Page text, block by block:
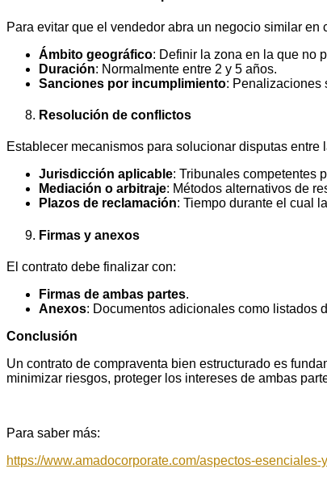
Para evitar que el vendedor abra un negocio similar en
Ámbito geográfico: Definir la zona en la que no
Duración: Normalmente entre 2 y 5 años.
Sanciones por incumplimiento: Penalizaciones
Resolución de conflictos
Establecer mecanismos para solucionar disputas entre
Jurisdicción aplicable: Tribunales competentes
Mediación o arbitraje: Métodos alternativos de
Plazos de reclamación: Tiempo durante el cual
Firmas y anexos
El contrato debe finalizar con:
Firmas de ambas partes.
Anexos: Documentos adicionales como listados
Conclusión
Un contrato de compraventa bien estructurado es
minimizar riesgos, proteger los intereses de ambas
Para saber más:
https://www.amadocorporate.com/aspectos-